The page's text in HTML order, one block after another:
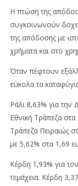
Η πτώση της
συγκοινωνούν
της απόδοσης με
χρήματα και στο
Όταν πέφτουν
εύκολα τα
Ράλι 8,63% για την
Εθνική Τράπεζα
Τράπεζα Πειραιώς
με 5,62% στα 1,69
Κέρδη 1,93% για
τεμάχεια. Κέρδη